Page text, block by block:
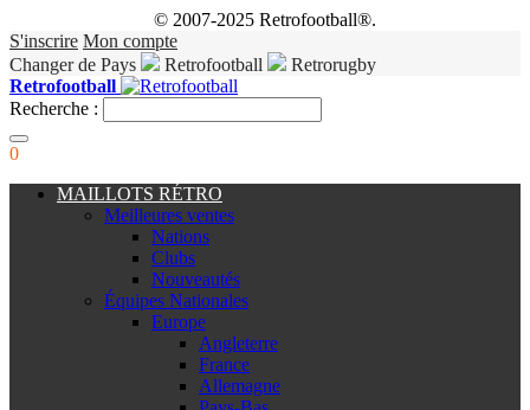
© 2007-2025 Retrofootball®.
S'inscrire Mon compte
Changer de Pays
Retrofootball
Retrorugby
Retrofootball
Recherche :
0
MAILLOTS RÉTRO
Meilleures ventes
Nations
Clubs
Nouveautés
Équipes Nationales
Europe
Angleterre
France
Allemagne